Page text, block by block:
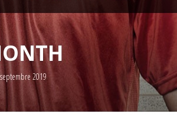
septembre 2019